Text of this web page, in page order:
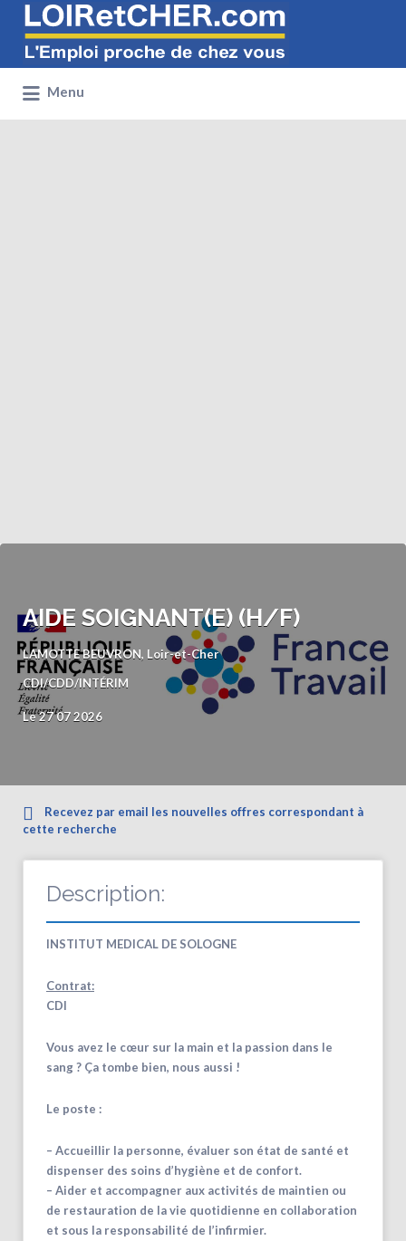
Rechercher:
Menu
AIDE SOIGNANT(E) (H/F)
LAMOTTE BEUVRON, Loir-et-Cher
CDI/CDD/INTÉRIM
Le 27 07 2026
Recevez par email les nouvelles offres correspondant à
cette recherche
Description:
INSTITUT MEDICAL DE SOLOGNE
Contrat:
CDI
Vous avez le cœur sur la main et la passion dans le
sang ? Ça tombe bien, nous aussi !
Le poste :
– Accueillir la personne, évaluer son état de santé et
dispenser des soins d’hygiène et de confort.
– Aider et accompagner aux activités de maintien ou
de restauration de la vie quotidienne en collaboration
et sous la responsabilité de l’infirmier.